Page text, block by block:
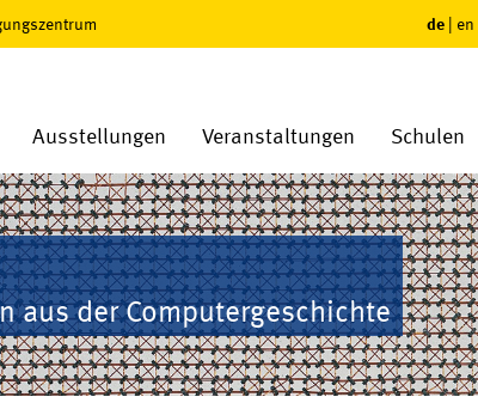
de | en
Ausstellungen Veranstaltungen Schulen
aus der Computergeschichte